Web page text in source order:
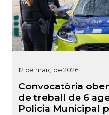
12 de març de 2026
Convocatòria
de treball de 6
Policia Municipal